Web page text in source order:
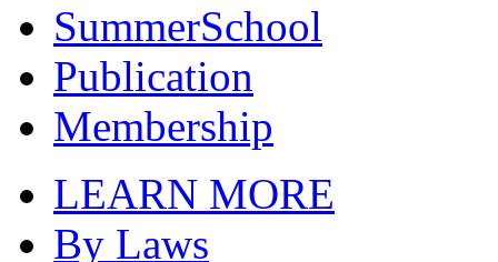
SummerSchool
Publication
Membership
LEARN MORE
By Laws